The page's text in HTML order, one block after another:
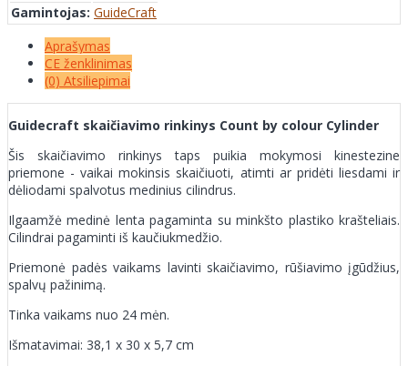
Gamintojas: GuideCraft
Aprašymas
CE ženklinimas
(0) Atsiliepimai
Guidecraft skaičiavimo rinkinys Count by colour Cylinder
Šis skaičiavimo rinkinys taps puikia mokymosi kinestezine
priemone - vaikai mokinsis skaičiuoti, atimti ar pridėti liesdami ir
dėliodami spalvotus medinius cilindrus.
Ilgaamžė medinė lenta pagaminta su minkšto plastiko krašteliais.
Cilindrai pagaminti iš kaučiukmedžio.
Priemonė padės vaikams lavinti skaičiavimo, rūšiavimo įgūdžius,
spalvų pažinimą.
Tinka vaikams nuo 24 mėn.
Išmatavimai: 38,1 x 30 x 5,7 cm